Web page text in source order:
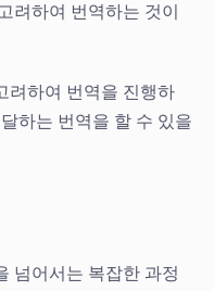
려하여 번역하는 것이
려하여 번역을 진행하
하는 번역을 할 수 있을
넘어서는 복잡한 과정